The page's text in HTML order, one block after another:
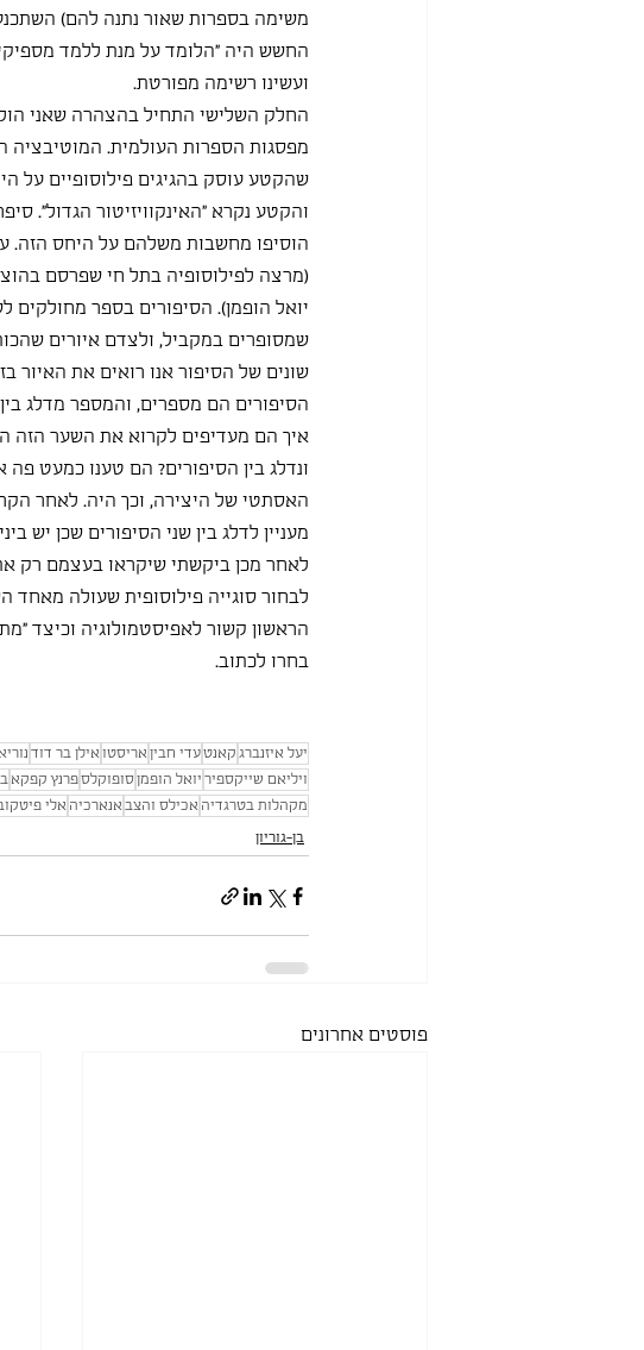
משימה בספרות שאור נתנה להם)
החשש היה "הלומד על מנת ללמד
ועשינו רשימה מפורטת.
החלק השלישי התחיל בהצהרה שאני
מפסגות הספרות העולמית. המוטיבציה
שהקטע עוסק בהגיגים פילוסופיים על
והקטע נקרא "האינקוויזיטור הגדול".
הוסיפו מחשבות משלהם על היחס הזה.
(מרצה לפילוסופיה בתל חי שפרסם
יואל הופמן). הסיפורים בספר
שמסופרים במקביל, ולצדם איורים
שונים של הסיפור אנו רואים את האיור
הסיפורים הם מספרים, והמספר מדלג
איך הם מעדיפים לקרוא את השער הזה
ונדלג בין הסיפורים? הם טענו כמעט
האסתטי של היצירה, וכך היה. לאחר
מעניין לדלג בין שני הסיפורים שכן
לאחר מכן ביקשתי שיקראו בעצמם רק
לבחור סוגייה פילוסופית שעולה מאחד
הראשון קשור לאפיסטמולוגיה וכיצד
בחרו לכתוב.
יעל איזנברג קאנטעדי חביןאריסטואילן בר דוד
ויליאם שייקספיר יואל הופמן סופוקלספרנץ קפקא
מקהלות בטרגדיה אכילס והצבאנארכיה אלי
בן-גוריון
פוסטים אחרונים